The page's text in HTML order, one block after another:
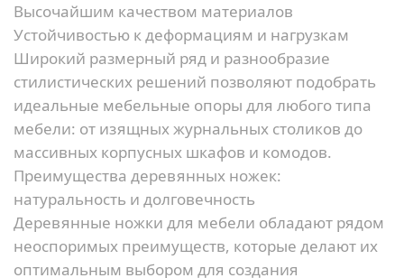
Высочайшим качеством материалов
Устойчивостью к деформациям и нагрузкам
Широкий размерный ряд и разнообразие
стилистических решений позволяют подобрать
идеальные мебельные опоры для любого типа
мебели: от изящных журнальных столиков до
массивных корпусных шкафов и комодов.
Преимущества деревянных ножек:
натуральность и долговечность
Деревянные ножки для мебели обладают рядом
неоспоримых преимуществ, которые делают их
оптимальным выбором для создания